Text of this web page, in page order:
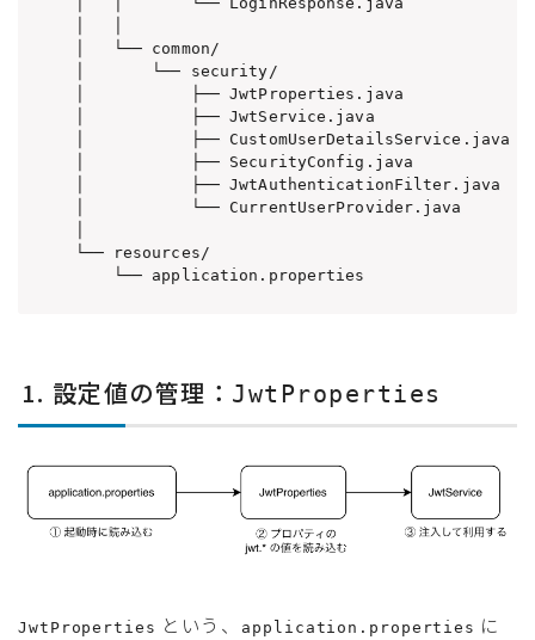
│   └── common/
│       └── security/
│           ├── JwtProperties.java               ①
│           ├── JwtService.java                  ②
│           ├── CustomUserDetailsService.java    ④
│           ├── SecurityConfig.java
│           ├── JwtAuthenticationFilter.java     ⑥ リ
│           └── CurrentUserProvider.java         ⑦
└── resources/
└── application.properties
1. 設定値の管理： JwtProperties
JwtProperties という、 application.properties に